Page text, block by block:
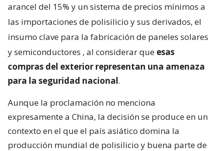
arancel del 15% y un sistema de precios mínimos a
las importaciones de polisilicio y sus derivados, el
insumo clave para la fabricación de paneles solares
y semiconductores , al considerar que esas
compras del exterior representan una amenaza
para la seguridad nacional.
Aunque la proclamación no menciona
expresamente a China, la decisión se produce en un
contexto en el que el país asiático domina la
producción mundial de polisilicio y buena parte de